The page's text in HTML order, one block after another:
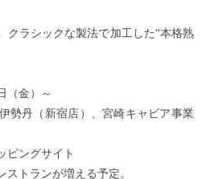
ラシックな製法で加工した“本格熟
金）～
丹（新宿店）、宮崎キャビア事業
グサイト
トランが増える予定。